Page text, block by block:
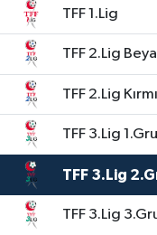
TFF 1.Lig
TFF 2.Lig
TFF 2.Lig
TFF 3.Lig
TFF 3.Lig
TFF 3.Lig